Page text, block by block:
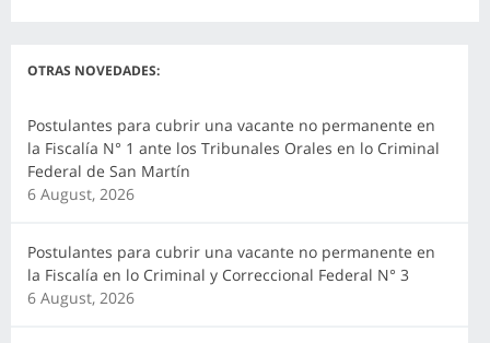
OTRAS NOVEDADES:
Postulantes para cubrir una vacante no permanente en
la Fiscalía N° 1 ante los Tribunales Orales en lo Criminal
Federal de San Martín
6 August, 2026
Postulantes para cubrir una vacante no permanente en
la Fiscalía en lo Criminal y Correccional Federal N° 3
6 August, 2026